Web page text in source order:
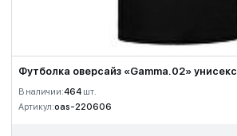
Футболка оверсайз «Gamma.02» унисекс
В наличии:464 шт.
Артикул:oas-220606